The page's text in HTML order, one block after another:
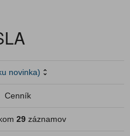
novinka)
Cenník
29 záznamov